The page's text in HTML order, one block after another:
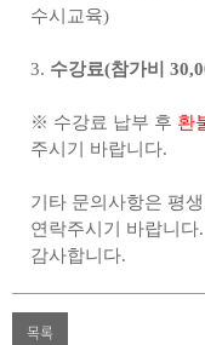
수시교육)
3. 수강료(참가비
※ 수강료 납부 후 환
주시기 바랍니다.
기타 문의사항은 평
연락주시기 바랍니다.
감사합니다.
목록